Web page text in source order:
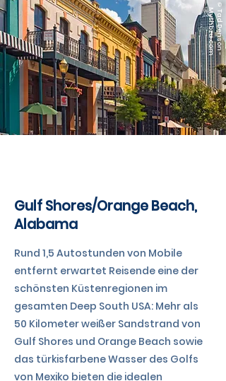
©
T
a
d
D
e
n
s
o
n
-
My
S
h
o
z
u
.c
o
m
Gulf Shores/Orange Beach,
Alabama
Rund 1,5 Autostunden von Mobile
entfernt erwartet Reisende eine der
schönsten Küstenregionen im
gesamten Deep South USA: Mehr als
50 Kilometer weißer Sandstrand von
Gulf Shores und Orange Beach sowie
das türkisfarbene Wasser des Golfs
von Mexiko bieten die idealen